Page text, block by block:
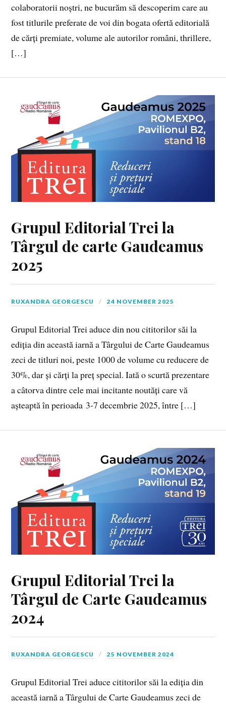
colaboratorii noștri, ne bucurăm să descoperim care au
fost titlurile preferate de voi din bogata ofertă editorială
de cărți premiate, volume ale autorilor români, thrillere,
[…]
Grupul Editorial Trei la
Târgul de carte Gaudeamus
2025
RUXANDRA GEORGESCU 24 NOVEMBER 2025
Grupul Editorial Trei aduce din nou cititorilor săi la
ediția din această iarnă a Târgului de Carte Gaudeamus
zeci de titluri noi, peste 1000 de volume cu reducere de
30%, dar și cărți la preț special. Iată o scurtă prezentare
a câtorva dintre cele mai incitante noutăți care vă
așteaptă în perioada 3-7 decembrie 2025, între […]
Grupul Editorial Trei la
Târgul de Carte Gaudeamus
2024
RUXANDRA GEORGESCU 25 NOVEMBER 2024
Grupul Editorial Trei aduce cititorilor săi la ediția din
această iarnă a Târgului de Carte Gaudeamus zeci de